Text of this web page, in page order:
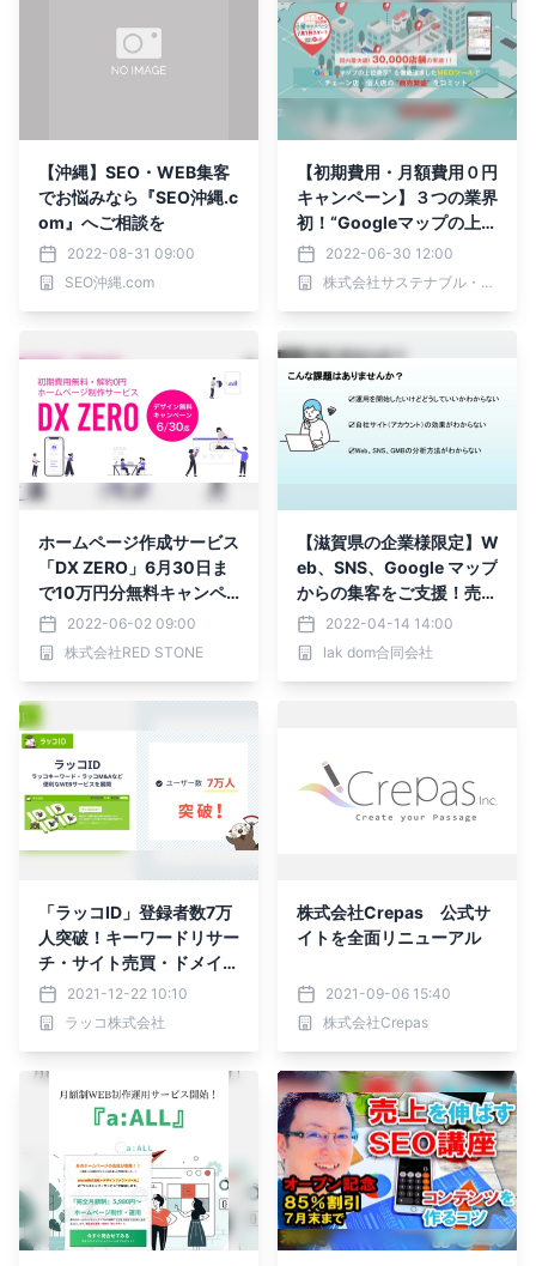
【沖縄】SEO・WEB集客
でお悩みなら『SEO沖縄.c
om』へご相談を
2022-08-31 09:00
SEO沖縄.com
【初期費用・月額費用０円
キャンペーン】３つの業界
初！“Googleマップの上位
表示”を徹底追求したMEO
ツール「MEOサクセス」
2022-06-30 12:00
株式会社サステナブル・プランニング
ホームページ作成サービス
「DX ZERO」6月30日ま
で10万円分無料キャンペ
ーンを実施！
2022-06-02 09:00
株式会社RED STONE
【滋賀県の企業様限定】W
eb、SNS、Google マップ
からの集客をご支援！売上
アップに貢献するWebコ
ンサルティングを初月無料
でサポートします
2022-04-14 14:00
lak dom合同会社
「ラッコID」登録者数7万
人突破！キーワードリサー
チ・サイト売買・ドメイ
ン・サーバーなど多彩な
WEBサービスを展開
2021-12-22 10:10
ラッコ株式会社
株式会社Crepas 公式サ
イトを全面リニューアル
2021-09-06 15:40
株式会社Crepas